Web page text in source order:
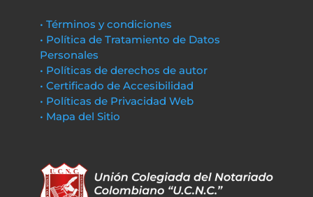
• Términos y condiciones
• Política de Tratamiento de Datos
Personales
• Políticas de derechos de autor
• Certificado de Accesibilidad
• Políticas de Privacidad Web
• Mapa del Sitio